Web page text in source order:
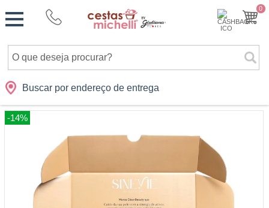
0
Buscar por endereço de entrega
Cidades Presentes Datas Shopping
Monte
sua
Cesta
-14%